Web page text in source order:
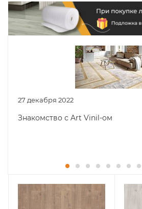
27 декабря 2022
Знакомство с Art Vinil-ом